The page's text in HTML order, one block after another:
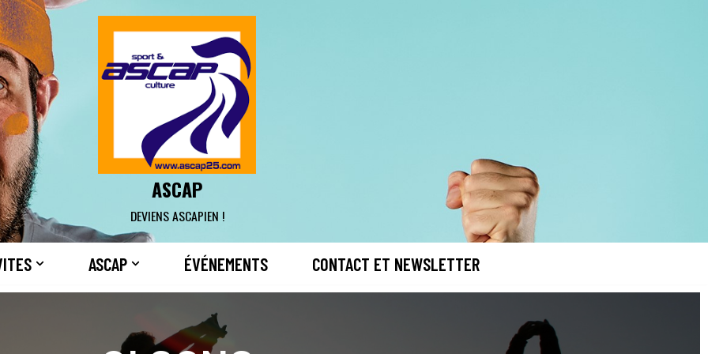
ASCAP
DEVIENS ASCAPIEN !
ASCAP ÉVÉNEMENTS CONTACT ET NEWSLETTER